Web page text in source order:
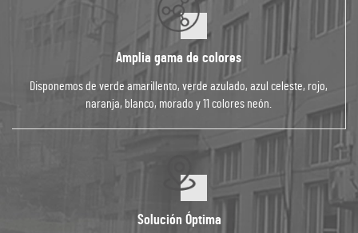
Amplia gama de colores
Disponemos de verde amarillento, verde azulado, azul celeste, rojo,
naranja, blanco, morado y 11 colores neón.
Solución Óptima